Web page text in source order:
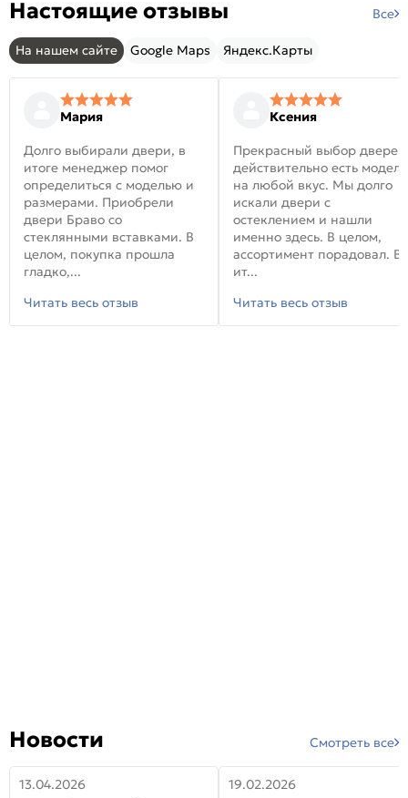
Настоящие отзывы Все
На нашем сайте Google Maps Яндекс.Карты
Мария
Долго выбирали двери, в
итоге менеджер помог
определиться с моделью и
размерами. Приобрели
двери Браво со
стеклянными вставками. В
целом, покупка прошла
гладко,...
Читать весь отзыв
Ксения
Прекрасный выбор
действительно есть модели
на любой вкус. Мы долго
искали двери с
остеклением и нашли
именно здесь. В целом,
ассортимент порадовал. В
ит...
Читать весь отзыв
Новости Смотреть все
13.04.2026
19.02.2026